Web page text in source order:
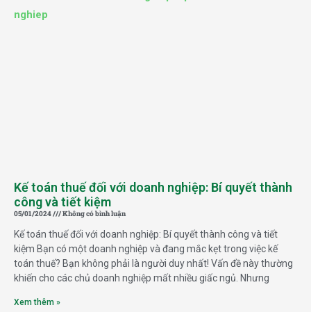
Kế toán thuế đối với doanh nghiệp: Bí quyết thành
công và tiết kiệm
05/01/2024 Không có bình luận
Kế toán thuế đối với doanh nghiệp: Bí quyết thành công và tiết
kiệm Bạn có một doanh nghiệp và đang mắc kẹt trong việc kế
toán thuế? Bạn không phải là người duy nhất! Vấn đề này thường
khiến cho các chủ doanh nghiệp mất nhiều giấc ngủ. Nhưng
Xem thêm »